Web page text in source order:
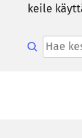
kei­le
Hae